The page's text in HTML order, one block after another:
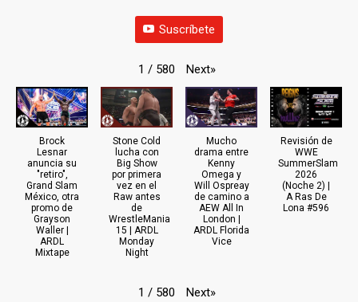
Suscríbete
1 / 580 Next»
Brock
Lesnar
anuncia su
"retiro",
Grand Slam
México, otra
promo de
Grayson
Waller |
ARDL
Mixtape
Stone Cold
lucha con
Big Show
por primera
vez en el
Raw antes
de
WrestleMania
15 | ARDL
Monday
Night
Mucho
drama entre
Kenny
Omega y
Will Ospreay
de camino a
AEW All In
London |
ARDL Florida
Vice
Revisión de
WWE
SummerSlam
2026
(Noche 2) |
A Ras De
Lona #596
1 / 580 Next»